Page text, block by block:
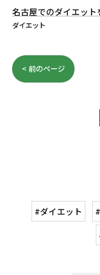
名古屋でのダイエット
ダイエット
< 前のページ
#ダイエット